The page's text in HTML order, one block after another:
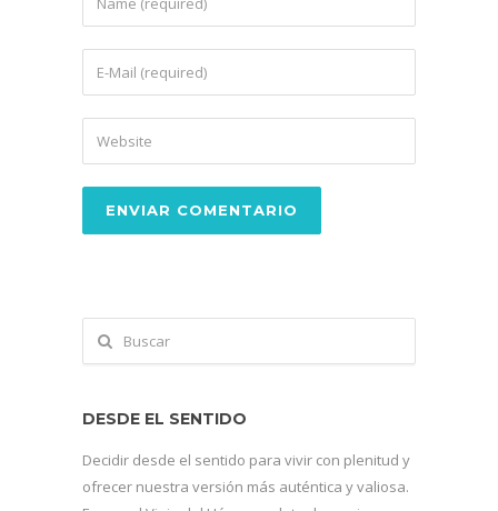
DESDE EL SENTIDO
Decidir desde el sentido para vivir con plenitud y
ofrecer nuestra versión más auténtica y valiosa.